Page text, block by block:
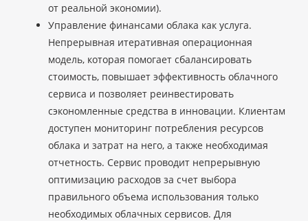
от реальной экономии).
Управление финансами облака как услуга.
Непрерывная итеративная операционная
модель, которая помогает сбалансировать
стоимость, повышает эффективность облачного
сервиса и позволяет реинвестировать
сэкономленные средства в инновации. Клиентам
доступен мониторинг потребления ресурсов
облака и затрат на него, а также необходимая
отчетность. Сервис проводит непрерывную
оптимизацию расходов за счет выбора
правильного объема использования только
необходимых облачных сервисов. Для